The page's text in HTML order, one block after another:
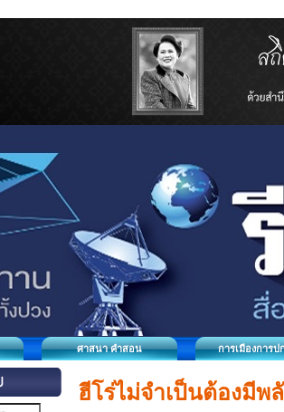
ศาสนา คำสอน การเมืองการป
ฮีโร่ไม่จำเป็นต้องมีพ